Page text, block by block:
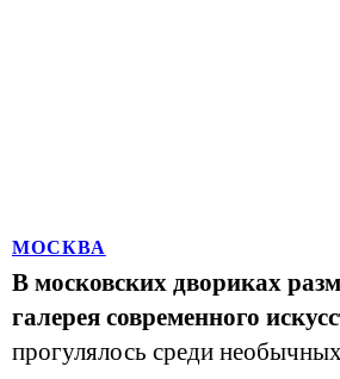
МОСКВА
В московских двориках
галерея современного
прогулялось среди